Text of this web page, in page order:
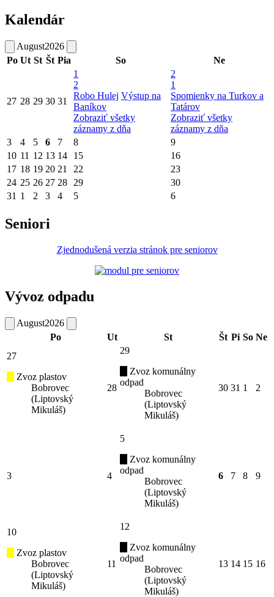
Kalendár
August2026
Po Ut St Št Pia So Ne
27 28 29 30 31
1
2
Robo Hulej Výstup na
Baníkov
Zobraziť všetky
záznamy z dňa
2
1
Spomienky na Turkov a
Tatárov
Zobraziť všetky
záznamy z dňa
3
4 5 6 7 8
9
10 11 12 13 14 15
16
17 18 19 20 21 22
23
24 25 26 27 28 29
30
31 1 2 3 4 5 6
Seniori
Zjednodušená verzia stránok pre seniorov
Vývoz odpadu
August2026
Po
Ut St Št Pi So Ne
27
Zvoz plastov
Bobrovec
(Liptovský
Mikuláš)
28
29
Zvoz komunálny
odpad
Bobrovec
(Liptovský
Mikuláš)
30 31 1 2
3 4
5
Zvoz komunálny
odpad
Bobrovec
(Liptovský
Mikuláš)
6 7 8 9
10
Zvoz plastov
Bobrovec
(Liptovský
Mikuláš)
11
12
Zvoz komunálny
odpad
Bobrovec
(Liptovský
Mikuláš)
13 14 15 16